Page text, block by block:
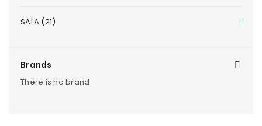
SALA (21)
Brands
There is no brand